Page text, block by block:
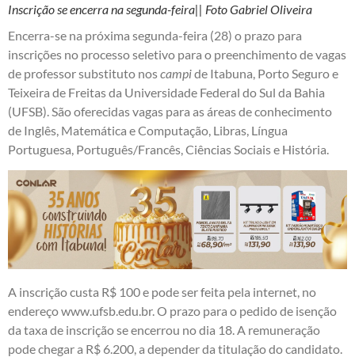
Inscrição se encerra na segunda-feira|| Foto Gabriel Oliveira
Encerra-se na próxima segunda-feira (28) o prazo para
inscrições no processo seletivo para o preenchimento de vagas
de professor substituto noscampide Itabuna, Porto Seguro e
Teixeira de Freitas da Universidade Federal do Sul da Bahia
(UFSB). São oferecidas vagas para as áreas de conhecimento
de Inglês, Matemática e Computação, Libras, Língua
Portuguesa, Português/Francês, Ciências Sociais e História.
A inscrição custa R$ 100 e pode ser feita pela internet, no
endereçowww.ufsb.edu.br. O prazo para o pedido de isenção
da taxa de inscrição se encerrou no dia 18. A remuneração
pode chegar a R$ 6.200, a depender da titulação do candidato.